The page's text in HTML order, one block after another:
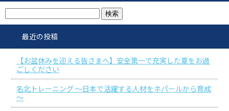
最近の投稿
【お盆休みを迎える皆さまへ】安全第一で充実した夏をお過
ごしください
名北トレーニング ～日本で活躍する人材をネパールから育成
～